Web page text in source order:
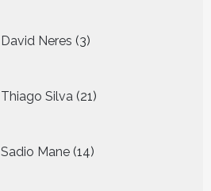
David Neres 3
producten
Thiago Silva 21
producten
Sadio Mane 14
producten